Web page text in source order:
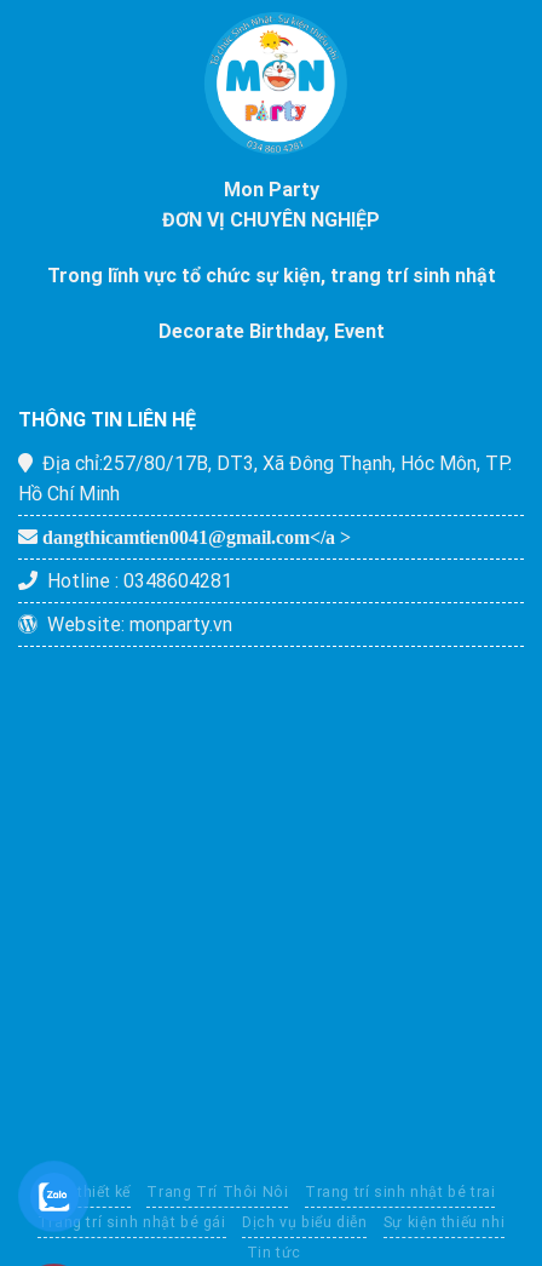
Mon Party
ĐƠN VỊ CHUYÊN NGHIỆP
Trong lĩnh vực tổ chức sự kiện, trang trí sinh nhật
Decorate Birthday, Event
THÔNG TIN LIÊN HỆ
Địa chỉ:257/80/17B, DT3, Xã Đông Thạnh, Hóc Môn, TP.
Hồ Chí Minh
dangthicamtien0041@gmail.com</a >
Hotline : 0348604281
Website: monparty.vn
Mẫu thiết kế Trang Trí Thôi Nôi
Trang trí sinh nhật bé trai
Trang trí sinh nhật bé gái
Dịch vụ biểu diễn
Sự kiện thiếu nhi
Tin tức